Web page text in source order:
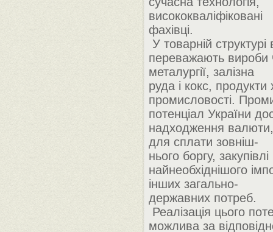
висококваліфіковані
фахівці.
У товарній структурі
переважають вироби
металургії, залізна
руда і кокс, продукти
промисловості.
потенціал України
надходження валюти,
для сплати зовніш-
нього боргу, закупівлі
найнеобхіднішого
інших загально-
державних потреб.
Реалізація цього
можлива за